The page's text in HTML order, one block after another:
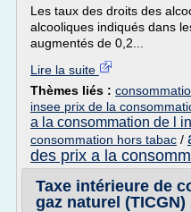
Les taux des droits des
alcooliques indiqués dans
augmentés de 0,2...
Lire la suite
Thèmes liés :
insee prix de la
a la consommation de l
consommation hors tabac /
des prix a la
Taxe intérieure de
gaz naturel (TICGN)